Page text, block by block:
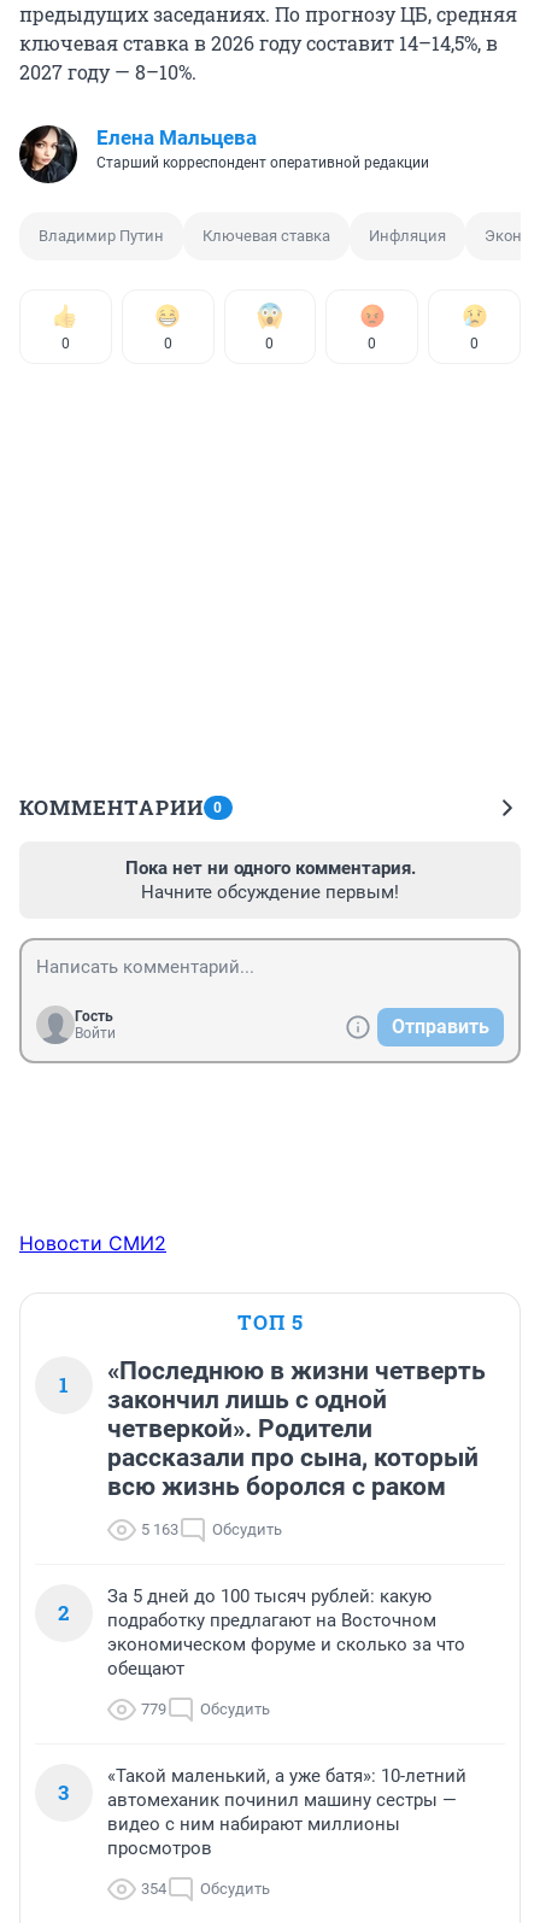
предыдущих заседаниях. По прогнозу ЦБ, средняя
ключевая ставка в 2026 году составит 14–14,5%, в
2027 году — 8–10%.
Елена Мальцева
Старший корреспондент оперативной редакции
Владимир Путин Ключевая ставка Инфляция
0 0 0 0 0
КОММЕНТАРИИ 0
Пока нет ни одного комментария.
Начните обсуждение первым!
Гость
Войти
Отправить
Новости СМИ2
ТОП 5
1
«Последнюю в жизни четверть
закончил лишь с одной
четверкой». Родители
рассказали про сына, который
всю жизнь боролся с раком
5 163 Обсудить
2
За 5 дней до 100 тысяч рублей: какую
подработку предлагают на Восточном
экономическом форуме и сколько за что
обещают
779 Обсудить
3
«Такой маленький, а уже батя»: 10-летний
автомеханик починил машину сестры —
видео с ним набирают миллионы
просмотров
354 Обсудить